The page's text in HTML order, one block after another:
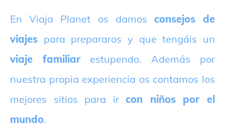
En Viaja Planet os damos consejos de
viajes para prepararos y que tengáis un
viaje familiarestupendo. Además por
nuestra propia experiencia os contamos los
mejores sitios para ircon niños por el
mundo.